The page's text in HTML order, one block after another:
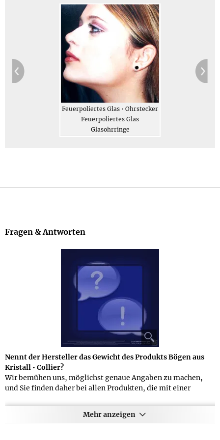
Jetzt bestellen Beschreibung
Feuerpoliertes Glas • Ohrstecker
Feuerpoliertes Glas
Glasohrringe
Fragen & Antworten
Nennt der Hersteller das Gewicht des Produkts Bögen aus
Kristall • Collier?
Wir bemühen uns, möglichst genaue Angaben zu machen,
und Sie finden daher bei allen Produkten, die mit einer
Artikelgewicht und zum Gesamtgewicht mit allen
Lieferbestandteilen. Die Gewichtsangabe zum Artikel Bögen
Mehr anzeigen